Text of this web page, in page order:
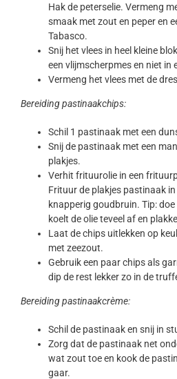
Hak de peterselie. Vermeng
smaak met zout en peper en
Tabasco.
Snij het vlees in heel kleine
een vlijmscherpmes en niet in
Vermeng het vlees met de
Bereiding pastinaakchips:
Schil 1 pastinaak met een
Snij de pastinaak met een
plakjes.
Verhit frituurolie in een
Frituur de plakjes pastinaak
knapperig goudbruin. Tip: doe
koelt de olie teveel af en
Laat de chips uitlekken op
met zeezout.
Gebruik een paar chips als
dip de rest lekker zo in de
Bereiding pastinaakcrème:
Schil de pastinaak en snij in
Zorg dat de pastinaak net
wat zout toe en kook de
gaar.